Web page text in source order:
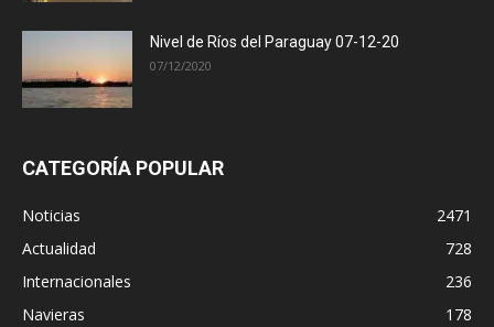
Nivel de Ríos del Paraguay 07-12-20
07/12/2020
CATEGORÍA POPULAR
Noticias
2471
Actualidad
728
Internacionales
236
Navieras
178